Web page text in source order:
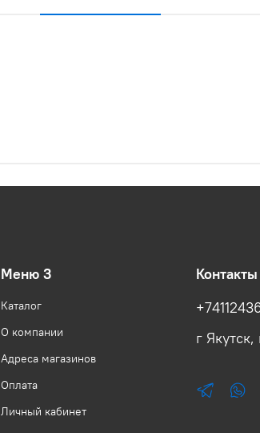
Меню 3
Каталог
О компании
Адреса магазинов
Оплата
Личный кабинет
Контакты
г